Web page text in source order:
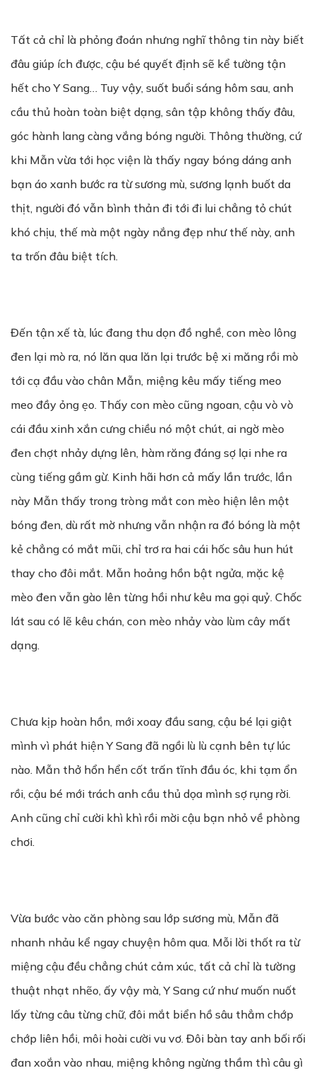
Tất cả chỉ là phỏng đoán nhưng nghĩ thông tin này biết
đâu giúp ích được, cậu bé quyết định sẽ kể tường tận
hết cho Y Sang… Tuy vậy, suốt buổi sáng hôm sau, anh
cầu thủ hoàn toàn biệt dạng, sân tập không thấy đâu,
góc hành lang càng vắng bóng người. Thông thường, cứ
khi Mẫn vừa tới học viện là thấy ngay bóng dáng anh
bạn áo xanh bước ra từ sương mù, sương lạnh buốt da
thịt, người đó vẫn bình thản đi tới đi lui chẳng tỏ chút
khó chịu, thế mà một ngày nắng đẹp như thế này, anh
ta trốn đâu biệt tích.
Đến tận xế tà, lúc đang thu dọn đồ nghề, con mèo lông
đen lại mò ra, nó lăn qua lăn lại trước bệ xi măng rồi mò
tới cạ đầu vào chân Mẫn, miệng kêu mấy tiếng meo
meo đầy ỏng ẹo. Thấy con mèo cũng ngoan, cậu vò vò
cái đầu xinh xắn cưng chiều nó một chút, ai ngờ mèo
đen chợt nhảy dựng lên, hàm răng đáng sợ lại nhe ra
cùng tiếng gầm gừ. Kinh hãi hơn cả mấy lần trước, lần
này Mẫn thấy trong tròng mắt con mèo hiện lên một
bóng đen, dù rất mờ nhưng vẫn nhận ra đó bóng là một
kẻ chẳng có mắt mũi, chỉ trơ ra hai cái hốc sâu hun hút
thay cho đôi mắt. Mẫn hoảng hồn bật ngửa, mặc kệ
mèo đen vẫn gào lên từng hồi như kêu ma gọi quỷ. Chốc
lát sau có lẽ kêu chán, con mèo nhảy vào lùm cây mất
dạng.
Chưa kịp hoàn hồn, mới xoay đầu sang, cậu bé lại giật
mình vì phát hiện Y Sang đã ngồi lù lù cạnh bên tự lúc
nào. Mẫn thở hổn hển cốt trấn tĩnh đầu óc, khi tạm ổn
rồi, cậu bé mới trách anh cầu thủ dọa mình sợ rụng rời.
Anh cũng chỉ cười khì khì rồi mời cậu bạn nhỏ về phòng
chơi.
Vừa bước vào căn phòng sau lớp sương mù, Mẫn đã
nhanh nhảu kể ngay chuyện hôm qua. Mỗi lời thốt ra từ
miệng cậu đều chẳng chút cảm xúc, tất cả chỉ là tường
thuật nhạt nhẽo, ấy vậy mà, Y Sang cứ như muốn nuốt
lấy từng câu từng chữ, đôi mắt biển hồ sâu thẳm chớp
chớp liên hồi, môi hoài cười vu vơ. Đôi bàn tay anh bối rối
đan xoắn vào nhau, miệng không ngừng thầm thì câu gì